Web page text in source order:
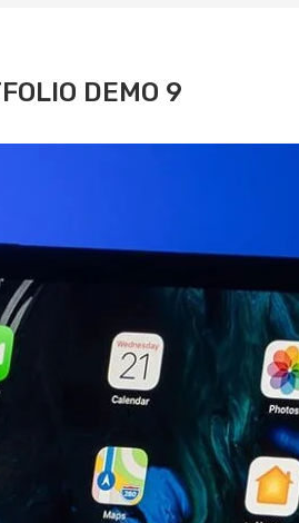
DEMO 9